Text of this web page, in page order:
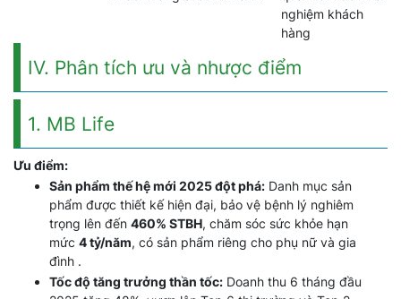
nghiệm khách
hàng
IV. Phân tích ưu và nhược điểm
1. MB Life
Ưu điểm:
Sản phẩm thế hệ mới 2025 đột phá: Danh mục sản
phẩm được thiết kế hiện đại, bảo vệ bệnh lý nghiêm
trọng lên đến 460% STBH, chăm sóc sức khỏe hạn
mức 4 tỷ/năm, có sản phẩm riêng cho phụ nữ và gia
đình .
Tốc độ tăng trưởng thần tốc: Doanh thu 6 tháng đầu